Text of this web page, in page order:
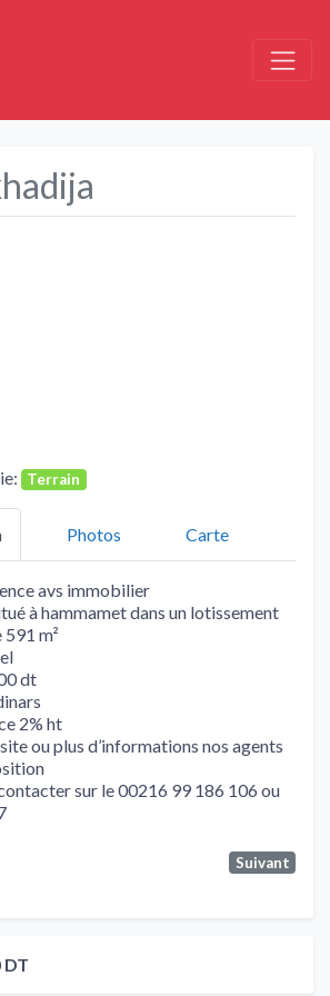
Terrain
Photos Carte
avs immobilier
à hammamet dans un lotissement
m²
dt
2% ht
ou plus d’informations nos agents
sur le 00216 99 186 106 ou
Suivant
DT